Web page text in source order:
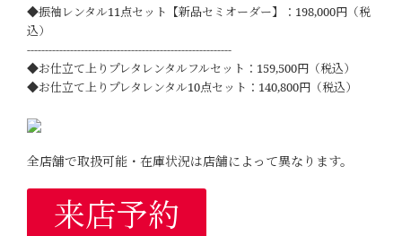
◆振袖レンタル11点セット【新品セミオーダー】：198,000円（税
込）
---------------------------------------------------------
◆お仕立て上りプレタレンタルフルセット：159,500円（税込）
◆お仕立て上りプレタレンタル10点セット：140,800円（税込）
全店舗で取扱可能・在庫状況は店舗によって異なります。
来店予約